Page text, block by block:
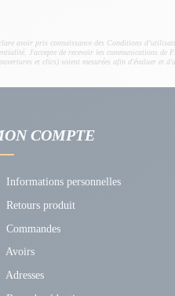
avoir pris connaissance des Conditions
J'accepte de recevoir les communications de
et clics) soient mesurées afin d'évaluer et
COMPTE
Informations personnelles
Retours produit
Commandes
Avoirs
Adresses